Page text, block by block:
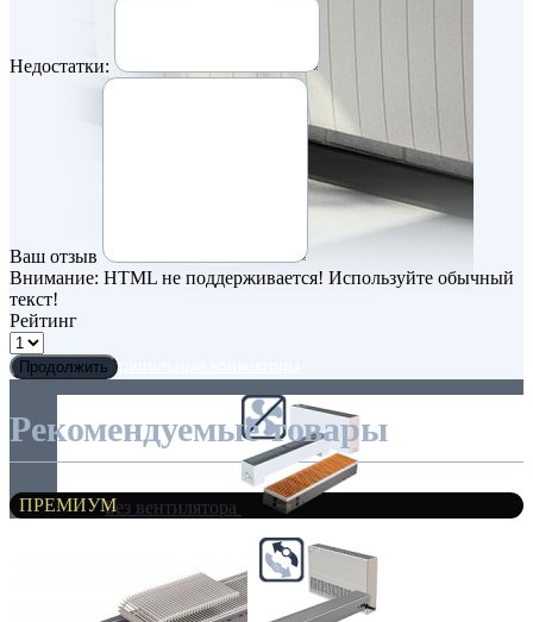
Внутрипольные конвекторы
Без вентилятора
Недостатки:
Ваш отзыв
Внимание: HTML не поддерживается! Используйте обычный
текст!
Рейтинг
Продолжить
Рекомендуемые товары
ПРЕМИУМ